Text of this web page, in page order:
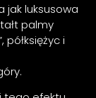
jak luksusowa
palmy
półksiężyc i